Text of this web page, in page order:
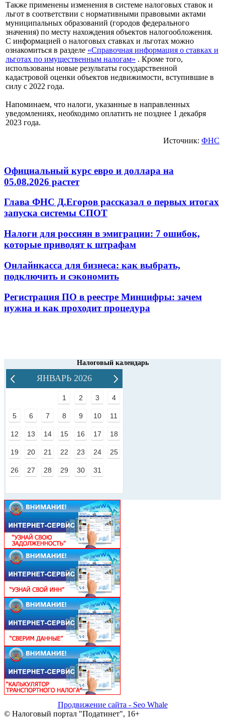
Также применены изменения в системе налоговых ставок и
льгот в соответствии с нормативными правовыми актами
муниципальных образований (городов федерального
значения) по месту нахождения объектов налогообложения.
С информацией о налоговых ставках и льготах можно
ознакомиться в разделе «Справочная информация о ставках и
льготах по имущественным налогам» . Кроме того,
использованы новые результаты государственной
кадастровой оценки объектов недвижимости, вступившие в
силу с 2022 года.
Напоминаем, что налоги, указанные в направленных
уведомлениях, необходимо оплатить не позднее 1 декабря
2023 года.
Источник: ФНС
Официальный курс евро и доллара на
05.08.2026 растет
Глава ФНС Д.Егоров рассказал о первых итогах
запуска системы СПОТ
Налоги для россиян в эмиграции: 7 ошибок,
которые приводят к штрафам
Онлайнкасса для бизнеса: как выбрать,
подключить и сэкономить
Регистрация ПО в реестре Минцифры: зачем
нужна и как проходит процедура
Налоговый календарь
ЯНВАРЬ 2026
1 2 3 4
5 6 7 8 9 10 11
12 13 14 15 16 17 18
19 20 21 22 23 24 25
26 27 28 29 30 31
Продвижение сайта - Seo Whale
© Налоговый портал "Податинет", 16+